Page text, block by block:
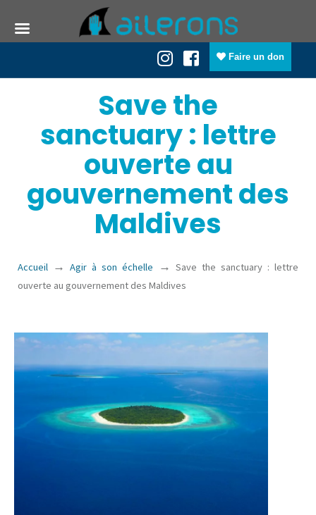
Faire un don
Save the
sanctuary : lettre
ouverte au
gouvernement des
Maldives
Accueil →Agir à son échelle → Save the sanctuary : lettre
ouverte au gouvernement des Maldives